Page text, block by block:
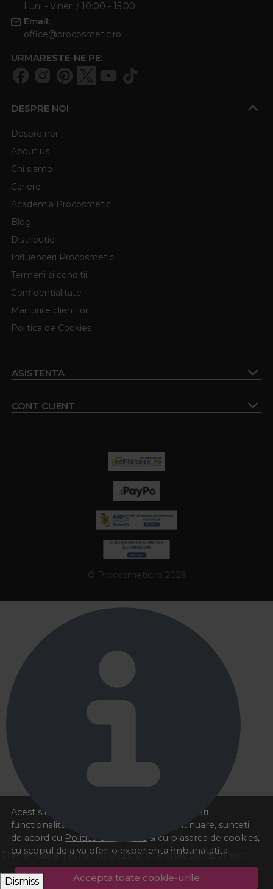
Acest site foloseste cookies pentru a va oferi
functionalitatea dorita. Navigand in continuare, sunteti
de acord cu Politica de cookies si cu plasarea de cookies,
cu scopul de a va oferi o experienta imbunatatita.
Accepta toate cookie-urile
Luni - Vineri / 10:00 - 15:00
Email:
office@procosmetic.ro
URMARESTE-NE PE:
DESPRE NOI
Despre noi
About us
Chi siamo
Cariere
Academia Procosmetic
Blog
Distributie
Influenceri Procosmetic
Termeni si conditii
Confidentialitate
Marturiile clientilor
Politica de Cookies
ASISTENTA
CONT CLIENT
© Procosmetic.ro 2026
There was an error initializing the chat component
Dismiss